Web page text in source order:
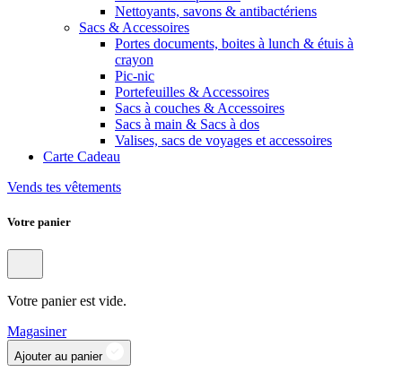
Nettoyants, savons & antibactériens
Sacs & Accessoires
Portes documents, boites à lunch & étuis à
crayon
Pic-nic
Portefeuilles & Accessoires
Sacs à couches & Accessoires
Sacs à main & Sacs à dos
Valises, sacs de voyages et accessoires
Carte Cadeau
Vends tes vêtements
Votre panier
Votre panier est vide.
Magasiner
Ajouter au panier